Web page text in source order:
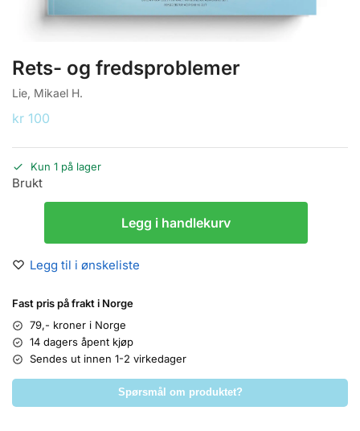
Rets- og fredsproblemer
Lie, Mikael H.
kr 100
Kun 1 på lager
Brukt
Legg i handlekurv
Legg til i ønskeliste
Fast pris på frakt i Norge
79,- kroner i Norge
14 dagers åpent kjøp
Sendes ut innen 1-2 virkedager
Spørsmål om produktet?